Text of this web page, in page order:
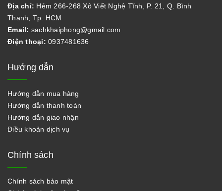
Địa chỉ: Hẻm 266-268 Xô Viết Nghệ Tĩnh, P. 21, Q. Bình
Thạnh, Tp. HCM
Email: sachkhaiphong@gmail.com
Điện thoại: 0937481636
Hướng dẫn
Hướng dẫn mua hàng
Hướng dẫn thanh toán
Hướng dẫn giao nhận
Điều khoản dịch vụ
Chính sách
Chính sách bảo mật